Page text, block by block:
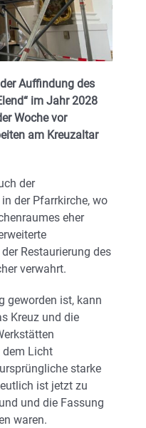
Auffindung des
im Jahr 2028
Woche vor
am Kreuzaltar
der
der Pfarrkirche, wo
eher
Restaurierung des
verwahrt.
geworden ist, kann
Kreuz und die
dem Licht
starke
ist jetzt zu
und die Fassung
waren.